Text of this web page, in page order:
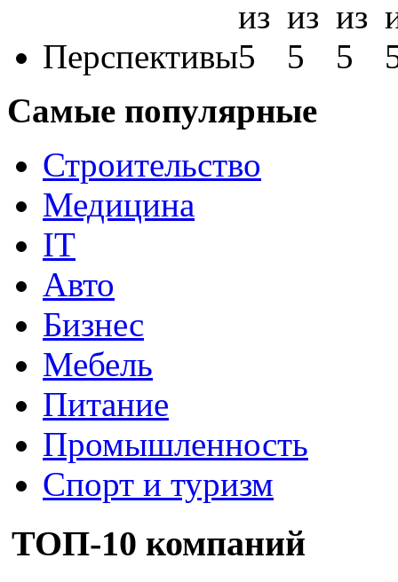
Перспективы
Самые популярные
Строительство
Медицина
IT
Авто
Бизнес
Мебель
Питание
Промышленность
Спорт и туризм
ТОП-10 компаний